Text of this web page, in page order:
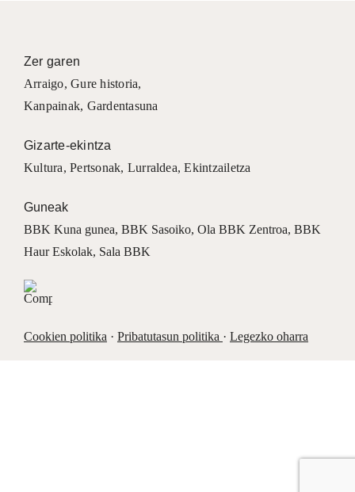
Zer garen
Arraigo,Gure historia,
Kanpainak, Gardentasuna
Gizarte-ekintza
Kultura,Pertsonak, Lurraldea,Ekintzailetza
Guneak
BBK Kuna gunea, BBK Sasoiko, Ola BBK Zentroa, BBK
Haur Eskolak, Sala BBK
Cookien politika· Pribatutasun politika · Legezko oharra